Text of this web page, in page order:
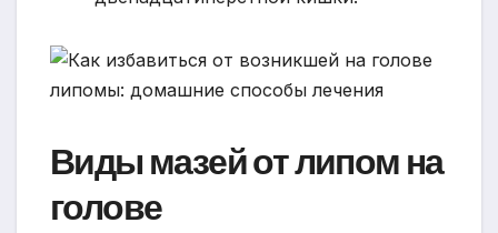
Виды мазей от липом на
голове